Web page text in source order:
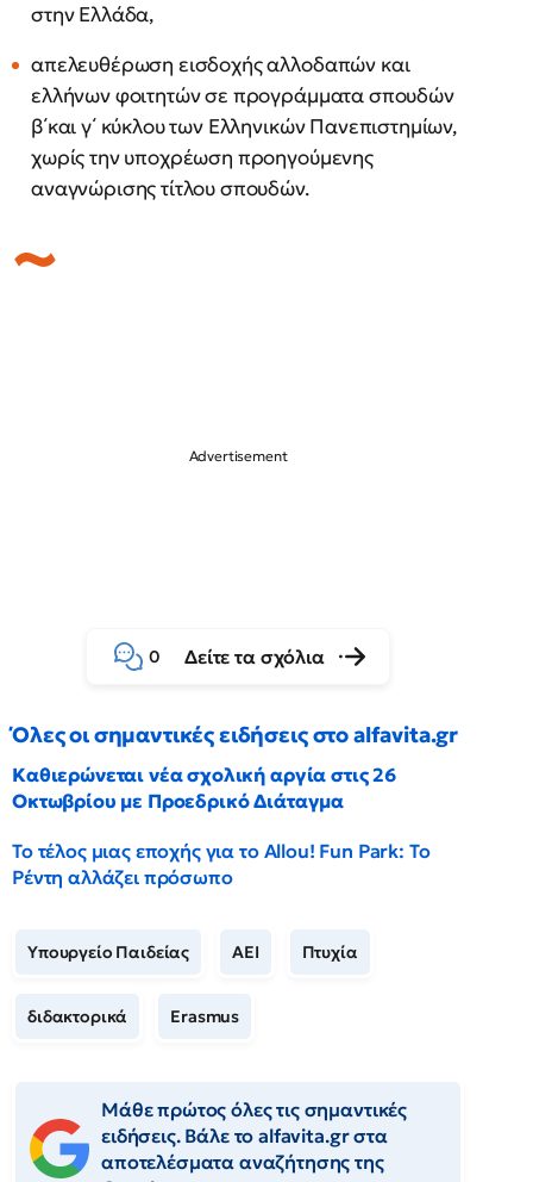
στην Ελλάδα,
απελευθέρωση εισδοχής αλλοδαπών και
ελλήνων φοιτητών σε προγράμματα σπουδών
β΄και γ΄ κύκλου των Ελληνικών Πανεπιστημίων,
χωρίς την υποχρέωση προηγούμενης
αναγνώρισης τίτλου σπουδών.
0 Δείτε τα σχόλια
Όλες οι σημαντικές ειδήσεις στο alfavita.gr
Καθιερώνεται νέα σχολική αργία στις 26
Οκτωβρίου με Προεδρικό Διάταγμα
Το τέλος μιας εποχής για το Allou! Fun Park: Το
Ρέντη αλλάζει πρόσωπο
Υπουργείο Παιδείας ΑΕΙ Πτυχία
διδακτορικά Erasmus
Μάθε πρώτος όλες τις σημαντικές
ειδήσεις. Βάλε το alfavita.gr στα
αποτελέσματα αναζήτησης της